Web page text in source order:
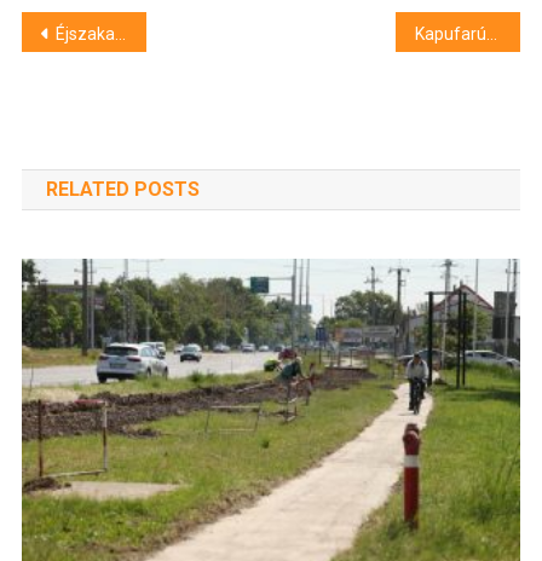
Bejegyzés
Éjszakai járatok indulnak augusztus 20-án
RELATED POSTS